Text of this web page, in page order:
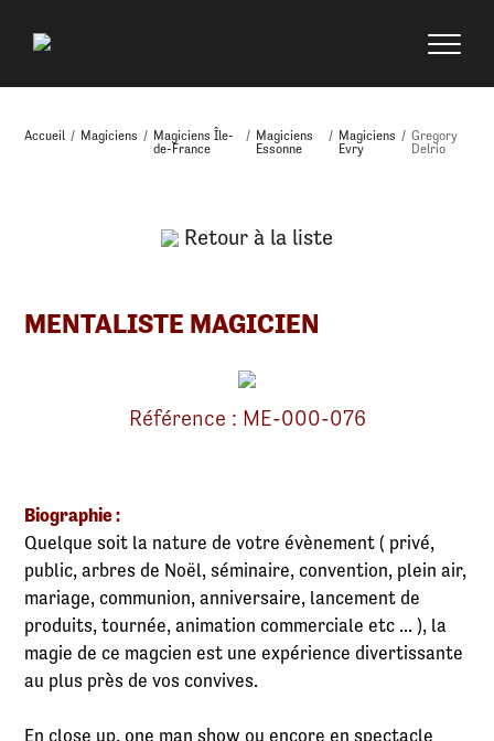
Accueil / Magiciens / Magiciens Île-
de-France
/ Magiciens
Essonne
/ Magiciens
Evry
/ Gregory
Delrio
Retour à la liste
MENTALISTE MAGICIEN
Référence : ME-000-076
Biographie :
Quelque soit la nature de votre évènement ( privé,
public, arbres de Noël, séminaire, convention, plein air,
mariage, communion, anniversaire, lancement de
produits, tournée, animation commerciale etc ... ), la
magie de ce magcien est une expérience divertissante
au plus près de vos convives.
En close up, one man show ou encore en spectacle